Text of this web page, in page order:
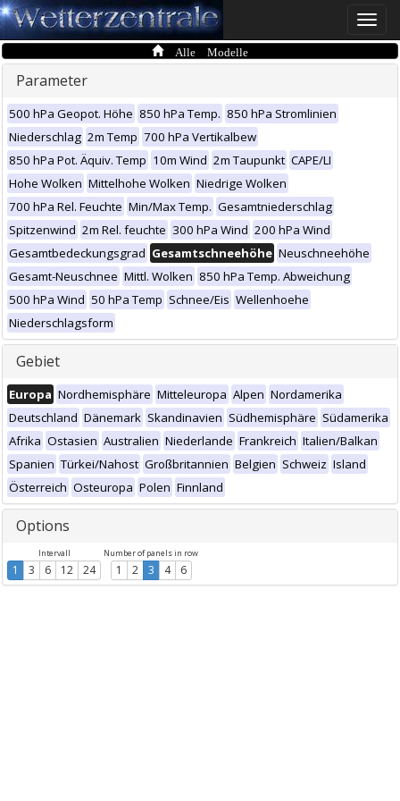
Toggle
Alle Modelle
Parameter
500 hPa Geopot. Höhe 850 hPa Temp. 850 hPa Stromlinien
Niederschlag 2m Temp 700 hPa Vertikalbew
850 hPa Pot. Äquiv. Temp 10m Wind 2m Taupunkt CAPE/LI
Hohe Wolken Mittelhohe Wolken Niedrige Wolken
700 hPa Rel. Feuchte Min/Max Temp. Gesamtniederschlag
Spitzenwind 2m Rel. feuchte 300 hPa Wind 200 hPa Wind
Gesamtbedeckungsgrad Gesamtschneehöhe Neuschneehöhe
Gesamt-Neuschnee Mittl. Wolken 850 hPa Temp. Abweichung
500 hPa Wind 50 hPa Temp Schnee/Eis Wellenhoehe
Niederschlagsform
Gebiet
Europa Nordhemisphäre Mitteleuropa Alpen Nordamerika
Deutschland Dänemark Skandinavien Südhemisphäre Südamerika
Afrika Ostasien Australien Niederlande Frankreich Italien/Balkan
Spanien Türkei/Nahost Großbritannien Belgien Schweiz Island
Österreich Osteuropa Polen Finnland
Options
Intervall
1 3 6 12 24
Number of panels in row
1 2 3 4 6